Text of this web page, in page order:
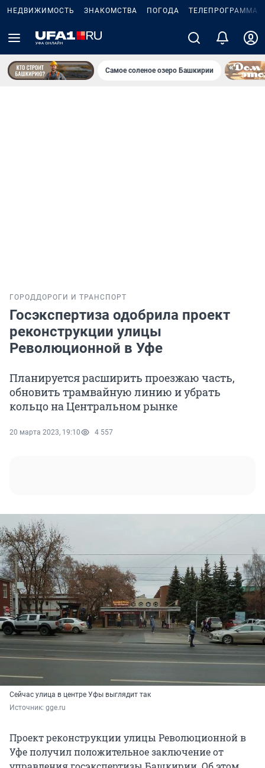
НЕДВИЖИМОСТЬ ЗНАКОМСТВА ПОГОДА ТЕЛЕПРОГРАММА
Самое соленое озеро Башкирии
ГОРОДДОРОГИ И ТРАНСПОРТ
Госэкспертиза одобрила проект
реконструкции улицы
Революционной в Уфе
Планируется расширить проезжаю часть,
обновить трамвайную линию и убрать
кольцо на Центральном рынке
20 марта 2023, 19:10 4 557
Сейчас улица в центре Уфы выглядит так
Источник: gge.ru
Проект реконструкции улицы Революционной в
Уфе получил положительное заключение от